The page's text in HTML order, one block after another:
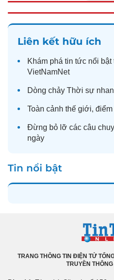
Liên kết hữu ích
Khám phá tin tức nổi bật
VietNamNet
Dòng chảy Thời sự
Toàn cảnh thế giới,
Đừng bỏ lỡ các câu
ngày
Tin nổi bật
TRANG THÔNG TIN ĐIỆN TỬ
TRUYỀN